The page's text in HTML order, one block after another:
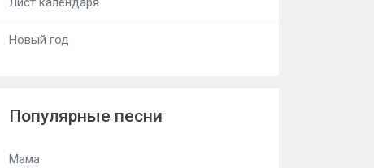
Новый год
Популярные песни
Мама